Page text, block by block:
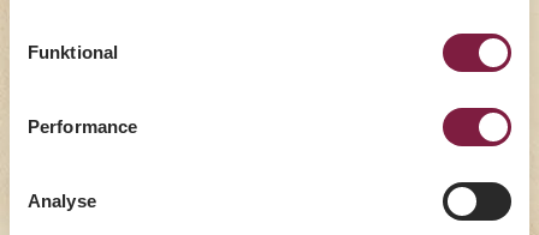
Funktional
Performance
Analyse